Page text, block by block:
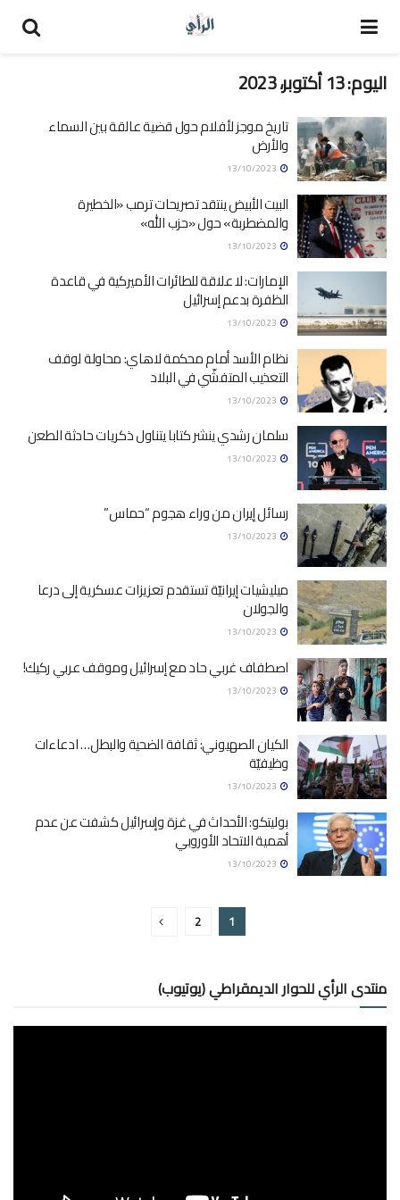
اليوم:13 أكتوبر، 2023
تاريخ موجز لأفلام حول قضية عالقة بين السماء
والأرض
البيت الأبيض ينتقد تصريحات ترمب «الخطيرة
والمضطربة» حول «حزب الله»
الإمارات: لا علاقة للطائرات الأميركية في قاعدة
الظفرة بدعم إسرائيل
نظام الأسد أمام محكمة لاهاي: محاولة لوقف
التعذيب المتفشّي في البلاد
سلمان رشدي ينشر كتابا يتناول ذكريات حادثة الطعن
رسائل إيران من وراء هجوم “حماس”
ميليشيات إيرانيّة تستقدم تعزيزات عسكرية إلى درعا
والجولان
اصطفاف غربي حاد مع إسرائيل وموقف عربي ركيك!
الكيان الصهيوني: ثقافة الضحية والبطل… ادعاءات
وظيفيّة
بوليتكو: الأحداث في غزة وإسرائيل كشفت عن عدم
أهمية الاتحاد الأوروبي
1
2
منتدى الرأي للحوار الديمقراطي (يوتيوب)